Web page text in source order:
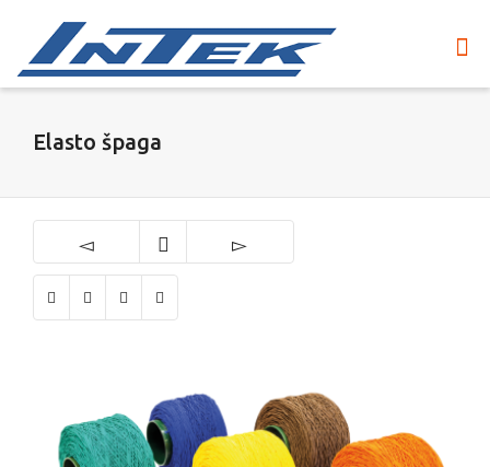
Elasto špaga